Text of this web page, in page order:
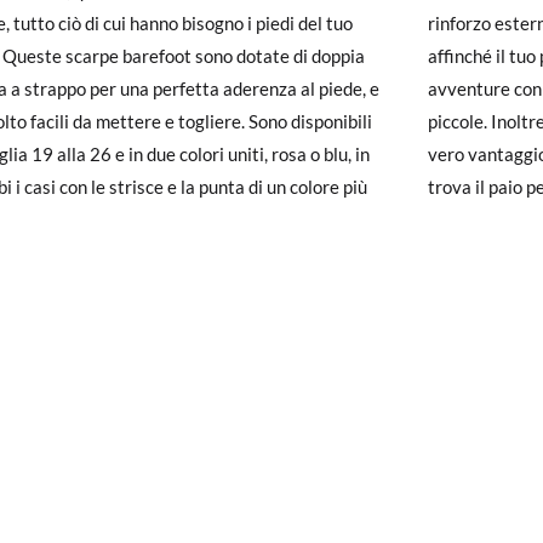
tutto ciò di cui hanno bisogno i piedi del tuo
Queste scarpe barefoot sono dotate di doppia
a strappo per una perfetta aderenza al piede, e
facili da mettere e togliere. Sono disponibili
19 alla 26 e in due colori uniti, rosa o blu, in
i casi con le strisce e la punta di un colore più
esterno per renderle molto più resistenti e
il tuo piccolo possa godersi tutte le sue
con loro fino a quando non diventano troppo
Inoltre, la soletta è traspirante e rimovibile, un
in estate. Consulta la guida alle taglie e
trova il paio
account, ti basta accedere per avviare la procedura. Se hai
deiResi e inserisci il numero d'ordine e l'indirizzo e-mail
inviata automaticamente alla tua casella di posta.
un articolo, ti preghiamo di restituire il paio originale
Poste Italiane e di effettuare un nuovo ordine per la taglia o il
11,5
12,2 12,8 13,5